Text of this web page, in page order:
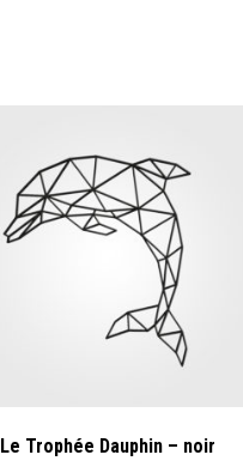
Le Trophée Dauphin – noir